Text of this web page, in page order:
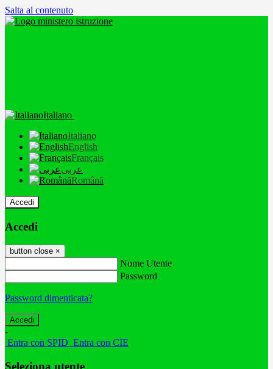
Salta al contenuto
Italiano
Italiano
English
Français
عربى
Română
Accedi
Accedi
button close ×
Nome Utente
Password
Password dimenticata?
-
Entra con SPID Entra con CIE
Seleziona utente